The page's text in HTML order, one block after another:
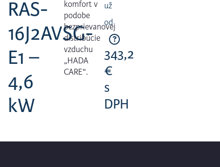
RAS-
16J2AVSG-
E1 –
4,6
kW
komfort v
podobe
bezprievanovej
distribúcie
vzduchu
„HADA
CARE“.
už
od
343,2
€
s
DPH